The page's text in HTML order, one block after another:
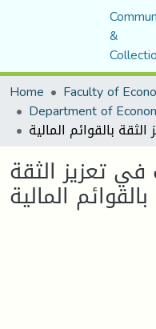
&
Home
Department of
تعزيز الثقة
بالقوائم المالية